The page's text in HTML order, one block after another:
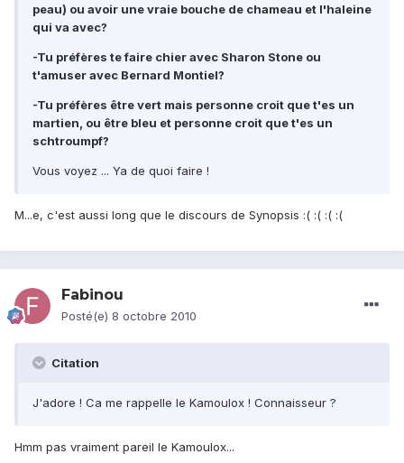
peau) ou avoir une vraie bouche de chameau et l'haleine
qui va avec?
-Tu préfères te faire chier avec Sharon Stone ou
t'amuser avec Bernard Montiel?
-Tu préfères être vert mais personne croit que t'es un
martien, ou être bleu et personne croit que t'es un
schtroumpf?
Vous voyez ... Ya de quoi faire !
M...e, c'est aussi long que le discours de Synopsis :( :( :( :(
Fabinou
Posté(e) 8 octobre 2010
Citation
J'adore ! Ca me rappelle le Kamoulox ! Connaisseur ?
Hmm pas vraiment pareil le Kamoulox...